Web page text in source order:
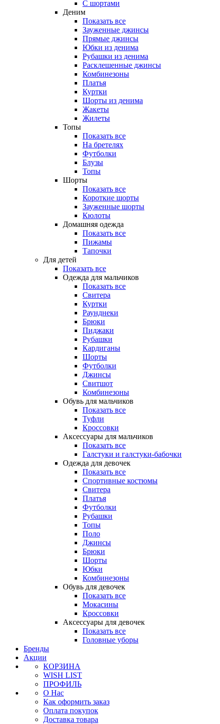
С шортами
Деним
Показать все
Зауженные джинсы
Прямые джинсы
Юбки из денима
Рубашки из денима
Расклешенные джинсы
Комбинезоны
Платья
Куртки
Шорты из денима
Жакеты
Жилеты
Топы
Показать все
На бретелях
Футболки
Блузы
Топы
Шорты
Показать все
Короткие шорты
Зауженные шорты
Кюлоты
Домашняя одежда
Показать все
Пижамы
Тапочки
Для детей
Показать все
Одежда для мальчиков
Показать все
Свитера
Куртки
Раунднеки
Брюки
Пиджаки
Рубашки
Кардиганы
Шорты
Футболки
Джинсы
Свитшот
Комбинезоны
Обувь для мальчиков
Показать все
Туфли
Кроссовки
Аксессуары для мальчиков
Показать все
Галстуки и галстуки-бабочки
Одежда для девочек
Показать все
Спортивные костюмы
Свитера
Платья
Футболки
Рубашки
Топы
Поло
Джинсы
Брюки
Шорты
Юбки
Комбинезоны
Обувь для девочек
Показать все
Мокасины
Кроссовки
Аксессуары для девочек
Показать все
Головные уборы
Бренды
Акции
КОРЗИНА
WISH LIST
ПРОФИЛЬ
О Нас
Как оформить заказ
Оплата покупок
Доставка товара